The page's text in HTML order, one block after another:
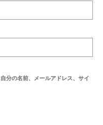
分の名前、メールアドレス、サイ